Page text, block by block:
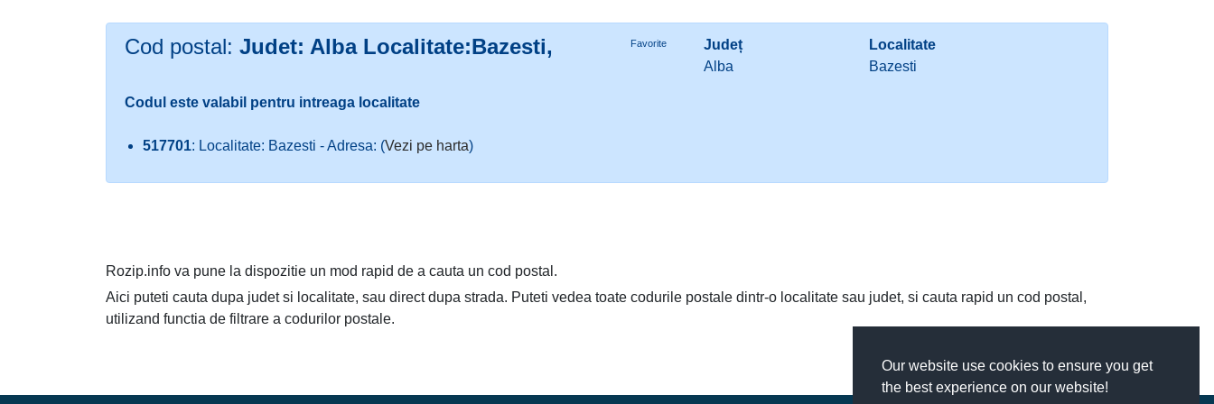
Our website use cookies to ensure you get
the best experience on our website!
Cod postal: Judet: Alba Localitate:Bazesti, Favorite
Județ
Alba
Localitate
Bazesti
Codul este valabil pentru intreaga localitate
517701: Localitate: Bazesti - Adresa: (Vezi pe harta)
Rozip.info va pune la dispozitie un mod rapid de a cauta un cod postal.
Aici puteti cauta dupa judet si localitate, sau direct dupa strada. Puteti vedea toate codurile postale dintr-o localitate sau judet, si cauta rapid un cod postal,
utilizand functia de filtrare a codurilor postale.